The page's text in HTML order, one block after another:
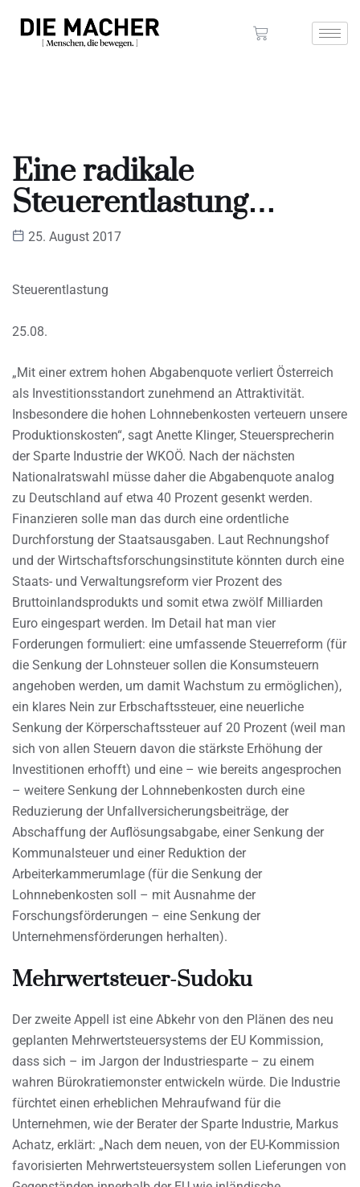
Eine radikale
Steuerentlastung…
25. August 2017
Steuerentlastung
25.08.
„Mit einer extrem hohen Abgabenquote verliert Österreich
als Investitionsstandort zunehmend an Attraktivität.
Insbesondere die hohen Lohnnebenkosten verteuern unsere
Produktionskosten“, sagt Anette Klinger, Steuersprecherin
der Sparte Industrie der WKOÖ. Nach der nächsten
Nationalratswahl müsse daher die Abgabenquote analog
zu Deutschland auf etwa 40 Prozent gesenkt werden.
Finanzieren solle man das durch eine ordentliche
Durchforstung der Staatsausgaben. Laut Rechnungshof
und der Wirtschaftsforschungsinstitute könnten durch eine
Staats- und Verwaltungsreform vier Prozent des
Bruttoinlandsprodukts und somit etwa zwölf Milliarden
Euro eingespart werden. Im Detail hat man vier
Forderungen formuliert: eine umfassende Steuerreform (für
die Senkung der Lohnsteuer sollen die Konsumsteuern
angehoben werden, um damit Wachstum zu ermöglichen),
ein klares Nein zur Erbschaftssteuer, eine neuerliche
Senkung der Körperschaftssteuer auf 20 Prozent (weil man
sich von allen Steuern davon die stärkste Erhöhung der
Investitionen erhofft) und eine – wie bereits angesprochen
– weitere Senkung der Lohnnebenkosten durch eine
Reduzierung der Unfallversicherungsbeiträge, der
Abschaffung der Auflösungsabgabe, einer Senkung der
Kommunalsteuer und einer Reduktion der
Arbeiterkammerumlage (für die Senkung der
Lohnnebenkosten soll – mit Ausnahme der
Forschungsförderungen – eine Senkung der
Unternehmensförderungen herhalten).
Mehrwertsteuer-Sudoku
Der zweite Appell ist eine Abkehr von den Plänen des neu
geplanten Mehrwertsteuersystems der EU Kommission,
dass sich – im Jargon der Industriesparte – zu einem
wahren Bürokratiemonster entwickeln würde. Die Industrie
fürchtet einen erheblichen Mehraufwand für die
Unternehmen, wie der Berater der Sparte Industrie, Markus
Achatz, erklärt: „Nach dem neuen, von der EU-Kommission
favorisierten Mehrwertsteuersystem sollen Lieferungen von